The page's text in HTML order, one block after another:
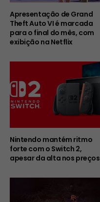
Apresentação de Grand
Theft Auto VI é marcada
para o final do mês, com
exibição na Netflix
Nintendo mantém ritmo
forte com o Switch 2,
apesar da alta nos preços